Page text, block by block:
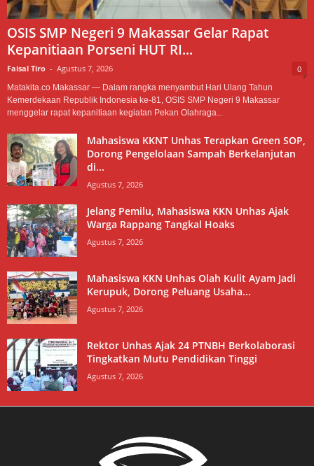
OSIS SMP Negeri 9 Makassar Gelar Rapat
Kepanitiaan Porseni HUT RI...
Faisal Tiro - Agustus 7, 2026 0
Matakita.co Makassar — Dalam rangka menyambut Hari Ulang Tahun
Kemerdekaan Republik Indonesia ke-81, OSIS SMP Negeri 9 Makassar
menggelar rapat kepanitiaan kegiatan Pekan Olahraga...
Mahasiswa KKNT Unhas Terapkan Green SOP,
Dorong Pengelolaan Sampah Berkelanjutan
di...
Agustus 7, 2026
Jelang Pemilu, Mahasiswa KKN Unhas Ajak
Warga Rappang Tangkal Hoaks
Agustus 7, 2026
Mahasiswa KKN Unhas Olah Kulit Ayam Jadi
Kerupuk, Dorong Peluang Usaha...
Agustus 7, 2026
Rektor Unhas Ajak 24 PTNBH Berkolaborasi
Tingkatkan Mutu Pendidikan Tinggi
Agustus 7, 2026